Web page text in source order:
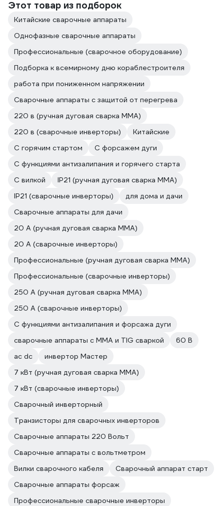
Этот товар из подборок
Китайские сварочные аппараты
Однофазные сварочные аппараты
Профессиональные (сварочное оборудование)
Подборка к всемирному дню кораблестроителя
работа при пониженном напряжении
Сварочные аппараты с защитой от перегрева
220 в (ручная дуговая сварка MMA)
220 в (сварочные инверторы)
Китайские
С горячим стартом
С форсажем дуги
С функциями антизалипания и горячего старта
С вилкой
IP21 (ручная дуговая сварка MMA)
IP21 (сварочные инверторы)
для дома и дачи
Сварочные аппараты для дачи
20 А (ручная дуговая сварка MMA)
20 А (сварочные инверторы)
Профессиональные (ручная дуговая сварка MMA)
Профессиональные (сварочные инверторы)
250 А (ручная дуговая сварка MMA)
250 А (сварочные инверторы)
С функциями антизалипания и форсажа дуги
сварочные аппараты с MMA и TIG сваркой
60 В
ac dc
инвертор Мастер
7 кВт (ручная дуговая сварка MMA)
7 кВт (сварочные инверторы)
Сварочный инверторный
Транзисторы для сварочных инверторов
Сварочные аппараты 220 Вольт
Сварочные аппараты с вольтметром
Вилки сварочного кабеля
Сварочный аппарат старт
Сварочные аппараты форсаж
Профессиональные сварочные инверторы